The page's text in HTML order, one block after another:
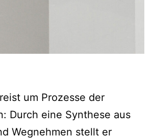
um Prozesse der
Durch eine Synthese aus
Wegnehmen stellt er